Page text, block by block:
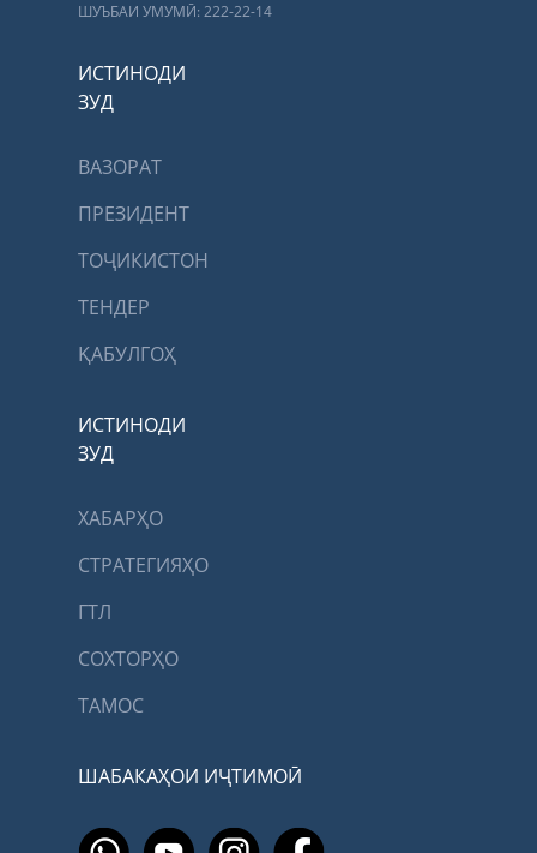
ШУЪБАИ УМУМӢ: 222-22-14
ИСТИНОДИ
ЗУД
ВАЗОРАТ
ПРЕЗИДЕНТ
ТОҶИКИСТОН
ТЕНДЕР
ҚАБУЛГОҲ
ИСТИНОДИ
ЗУД
ХАБАРҲО
СТРАТЕГИЯҲО
ГТЛ
СОХТОРҲО
ТАМОС
ШАБАКАҲОИ ИҶТИМОӢ